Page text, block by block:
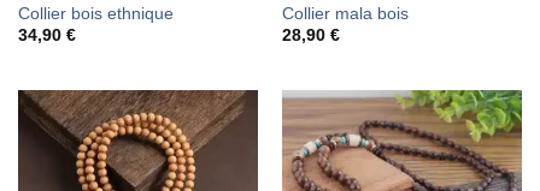
Collier bois ethnique
34,90 €
Collier mala bois
28,90 €